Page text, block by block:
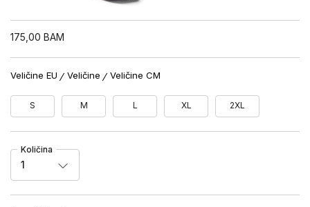
175,00 BAM
Veličine EU Veličine Veličine CM
S M L XL 2XL
Količina
1